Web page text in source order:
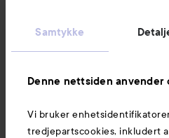
Samtykke
Denne nettsiden anvender
Vi bruker
tredjepartscookies, inkludert
Kundeservice
Informasjon
Også av interesse